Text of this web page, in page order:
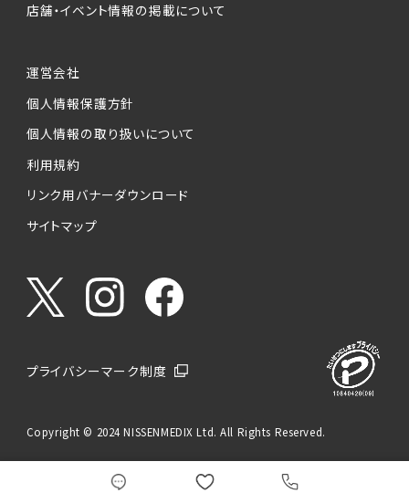
店舗・イベント情報の掲載について
運営会社
個人情報保護方針
個人情報の取り扱いについて
利用規約
リンク用バナーダウンロード
サイトマップ
プライバシーマーク制度
Copyright © 2024 NISSENMEDIX Ltd. All Rights Reserved.